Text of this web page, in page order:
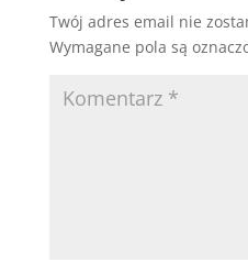
Twój adres email nie
Wymagane pola są